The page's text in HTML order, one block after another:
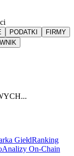
PODATKI
FIRMY
GiełdRanking
Analizy On-Chain